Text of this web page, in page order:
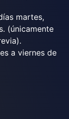
martes,
(únicamente
a viernes de